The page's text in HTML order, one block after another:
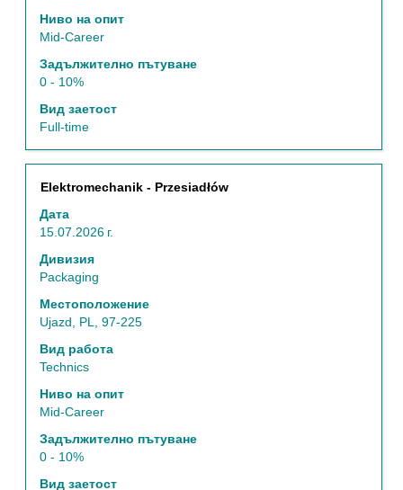
Ниво на опит
Mid-Career
Задължително пътуване
0 - 10%
Вид заетост
Full-time
за
задание.
Позиция
Elektromechanik - Przesiadłów
Дата
15.07.2026 г.
Дивизия
Packaging
Местоположение
Ujazd, PL, 97-225
Вид работа
Technics
Ниво на опит
Mid-Career
Задължително пътуване
0 - 10%
Вид заетост
Изберете
бутона
за
интервал,
за
прегледате
пълното
съдържание
на
за
задание.